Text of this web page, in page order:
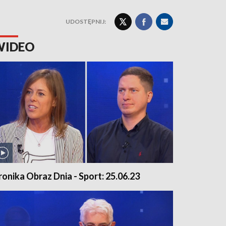
UDOSTĘPNIJ:
Obraz Dnia - Sport: 25.06.23